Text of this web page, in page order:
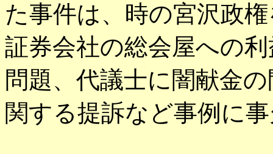
た事件は、時の宮沢政
証券会社の総会屋への
問題、代議士に闇献金
関する提訴など事例に